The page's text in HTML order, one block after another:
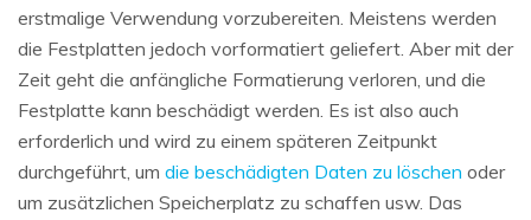
erstmalige Verwendung vorzubereiten. Meistens werden
die Festplatten jedoch vorformatiert geliefert. Aber mit der
Zeit geht die anfängliche Formatierung verloren, und die
Festplatte kann beschädigt werden. Es ist also auch
erforderlich und wird zu einem späteren Zeitpunkt
durchgeführt, um die beschädigten Daten zu löschen oder
um zusätzlichen Speicherplatz zu schaffen usw. Das